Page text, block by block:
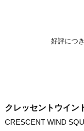
好評につ
クレッセントウイン
CRESCENT WIND